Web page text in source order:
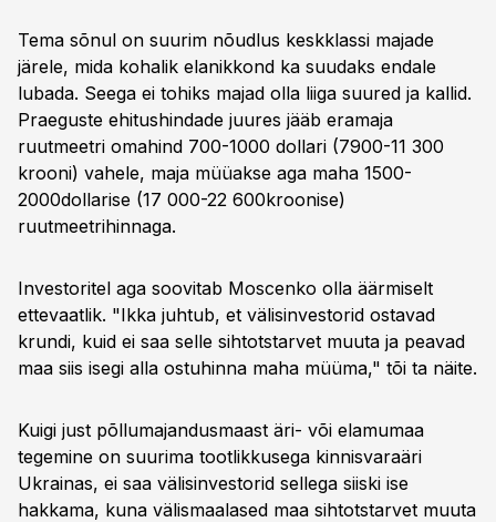
Tema sõnul on suurim nõudlus keskklassi majade
järele, mida kohalik elanikkond ka suudaks endale
lubada. Seega ei tohiks majad olla liiga suured ja kallid.
Praeguste ehitushindade juures jääb eramaja
ruutmeetri omahind 700-1000 dollari (7900-11 300
krooni) vahele, maja müüakse aga maha 1500-
2000dollarise (17 000-22 600kroonise)
ruutmeetrihinnaga.
Investoritel aga soovitab Moscenko olla äärmiselt
ettevaatlik. "Ikka juhtub, et välisinvestorid ostavad
krundi, kuid ei saa selle sihtotstarvet muuta ja peavad
maa siis isegi alla ostuhinna maha müüma," tõi ta näite.
Kuigi just põllumajandusmaast äri- või elamumaa
tegemine on suurima tootlikkusega kinnisvaraäri
Ukrainas, ei saa välisinvestorid sellega siiski ise
hakkama, kuna välismaalased maa sihtotstarvet muuta